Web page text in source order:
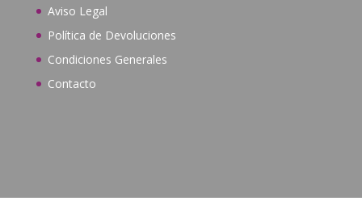
Aviso Legal
Política de Devoluciones
Condiciones Generales
Contacto